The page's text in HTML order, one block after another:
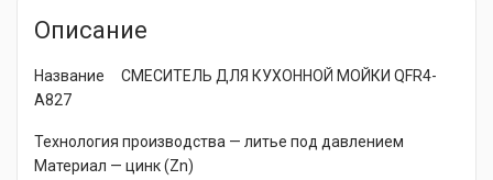
Описание
Название СМЕСИТЕЛЬ ДЛЯ КУХОННОЙ МОЙКИ QFR4-
A827
Технология производства — литье под давлением
Материал — цинк (Zn)